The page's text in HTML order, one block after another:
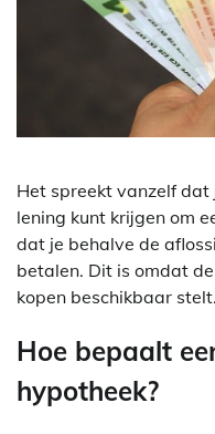
Het spreekt vanzelf
lening kunt krijgen om
dat je behalve de
betalen. Dit is omdat de
kopen beschikbaar stelt.
Hoe bepaalt
hypotheek?